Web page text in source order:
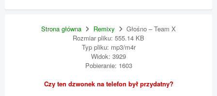
Strona główna Remixy
Głośno – Team X
Rozmiar pliku: 555.14 KB
Typ pliku: mp3/m4r
Widok: 3929
Pobieranie: 1603
Czy ten dzwonek na telefon był przydatny?